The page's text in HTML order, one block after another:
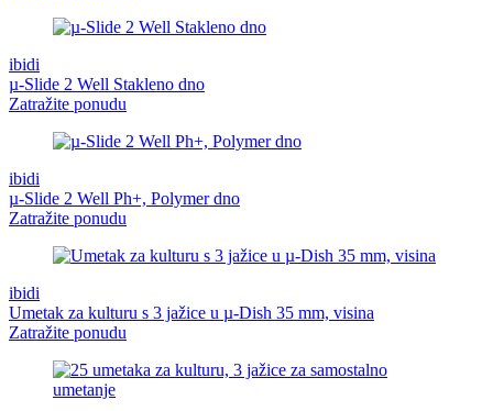
ibidi
µ-Slide 2 Well Stakleno dno
Zatražite ponudu
ibidi
µ-Slide 2 Well Ph+, Polymer dno
Zatražite ponudu
ibidi
Umetak za kulturu s 3 jažice u µ-Dish 35 mm, visina
Zatražite ponudu